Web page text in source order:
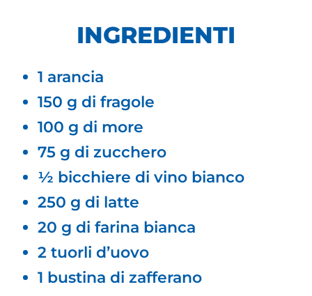
INGREDIENTI
1 arancia
150 g di fragole
100 g di more
75 g di zucchero
½ bicchiere di vino bianco
250 g di latte
20 g di farina bianca
2 tuorli d’uovo
1 bustina di zafferano